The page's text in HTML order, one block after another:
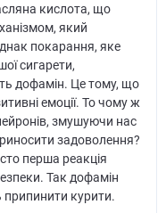
кислота, що
який
покарання, яке
сигарети,
дофамін. Це тому, що
емоції. То чому ж
змушуючи нас
задоволення?
перша реакція
Так дофамін
припинити курити.